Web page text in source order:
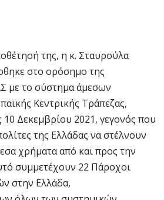
της, η κ. Σταυρούλα
στο ορόσημο της
με το σύστημα άμεσων
Κεντρικής Τράπεζας,
Δεκεμβρίου 2021, γεγονός που
της Ελλάδας να στέλνουν
χρήματα από και προς την
συμμετέχουν 22 Πάροχοι
στην Ελλάδα,